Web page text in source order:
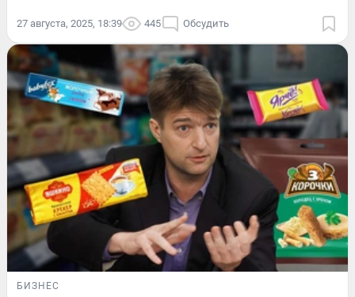
27 августа, 2025, 18:39 445 Обсудить
БИЗНЕС